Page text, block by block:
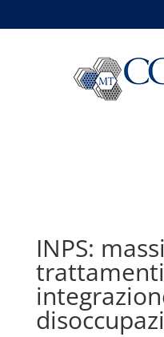
INPS: